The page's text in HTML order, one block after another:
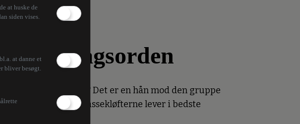
at huske de
siden vises.
at danne et
bliver besøgt.
på skolehjem? Det er en hån mod den gruppe
og vidner om, at klassekløfterne lever i bedste